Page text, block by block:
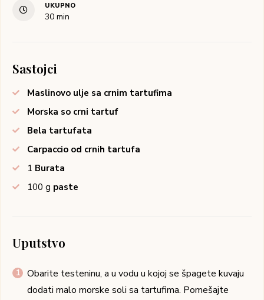
UKUPNO
30 min
Sastojci
Maslinovo ulje sa crnim tartufima
Morska so crni tartuf
Bela tartufata
Carpaccio od crnih tartufa
1 Burata
100 g paste
Uputstvo
Obarite testeninu, a u vodu u kojoj se špagete kuvaju
dodati malo morske soli sa tartufima. Pomešajte